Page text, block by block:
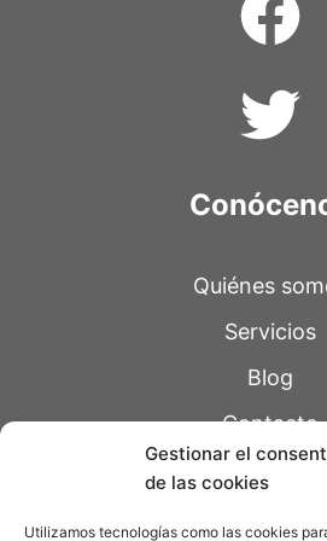
Gestionar el
de las cookies
Utilizamos tecnologías como las cookies
Quiénes
Servicios
Blog
Contacto